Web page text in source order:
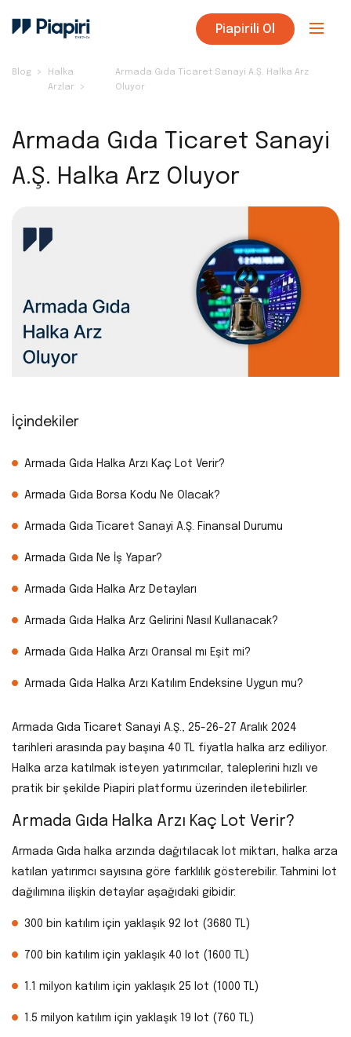
Piapirili Ol
Blog
Halka
Arzlar
Armada Gıda Ticaret Sanayi A.Ş. Halka Arz
Oluyor
Armada Gıda Ticaret Sanayi
A.Ş. Halka Arz Oluyor
İçindekiler
Armada Gıda Halka Arzı Kaç Lot Verir?
Armada Gıda Borsa Kodu Ne Olacak?
Armada Gıda Ticaret Sanayi A.Ş. Finansal Durumu
Armada Gıda Ne İş Yapar?
Armada Gıda Halka Arz Detayları
Armada Gıda Halka Arz Gelirini Nasıl Kullanacak?
Armada Gıda Halka Arzı Oransal mı Eşit mi?
Armada Gıda Halka Arzı Katılım Endeksine Uygun mu?
Armada Gıda Ticaret Sanayi A.Ş., 25-26-27 Aralık 2024
tarihleri arasında pay başına 40 TL fiyatla halka arz ediliyor.
Halka arza katılmak isteyen yatırımcılar, taleplerini hızlı ve
pratik bir şekilde Piapiri platformu üzerinden iletebilirler.
Armada Gıda Halka Arzı Kaç Lot Verir?
Armada Gıda halka arzında dağıtılacak lot miktarı, halka arza
katılan yatırımcı sayısına göre farklılık gösterebilir. Tahmini lot
dağılımına ilişkin detaylar aşağıdaki gibidir:
300 bin katılım için yaklaşık 92 lot (3680 TL)
700 bin katılım için yaklaşık 40 lot (1600 TL)
1.1 milyon katılım için yaklaşık 25 lot (1000 TL)
1.5 milyon katılım için yaklaşık 19 lot (760 TL)